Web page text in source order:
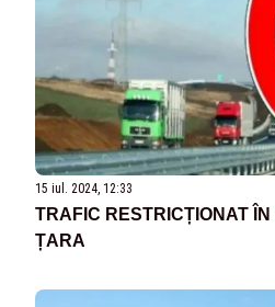
15 iul. 2024, 12:33
TRAFIC RESTRICȚIONAT
ȚARA